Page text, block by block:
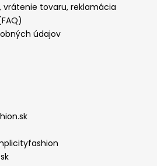
tovaru, reklamácia
údajov